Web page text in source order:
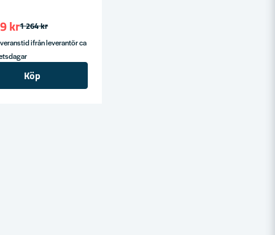
1 264 kr
kr
ifrån leverantör ca
Köp